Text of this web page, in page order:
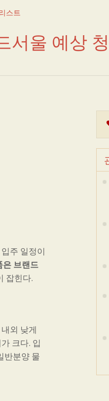
스트
서울 예상
주 일정이
은 브랜드
잡힌다.
외 낮게
크다. 입
반분양 물